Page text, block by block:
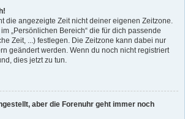
die angezeigte Zeit nicht deiner eigenen Zeitzone.
„Persönlichen Bereich“ die für dich passende
Zeit, ...) festlegen. Die Zeitzone kann dabei nur
geändert werden. Wenn du noch nicht registriert
dies jetzt zu tun.
aber die Forenuhr geht immer noch